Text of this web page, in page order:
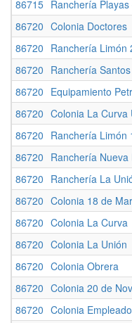
86715 Ranchería
86720 Colonia Doctores
86720 Ranchería Limón
86720 Ranchería
86720 Equipamiento
86720 Colonia La Curva
86720 Ranchería Limón
86720 Ranchería
86720 Ranchería La
86720 Colonia 18 de
86720 Colonia La Curva
86720 Colonia La Unión
86720 Colonia Obrera
86720 Colonia 20 de
86720 Colonia